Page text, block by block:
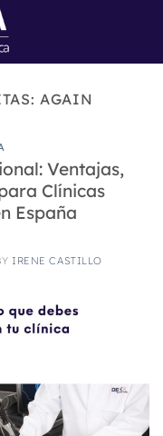
AGAIN
Ventajas,
Clínicas
España
IRENE CASTILLO